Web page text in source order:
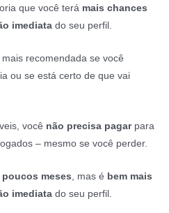
que você terá mais chances
imediata do seu perfil.
recomendada se você
ou se está certo de que vai
você não precisa pagarpara
– mesmo se você perder.
poucos meses , mas é bem mais
imediata do seu perfil.